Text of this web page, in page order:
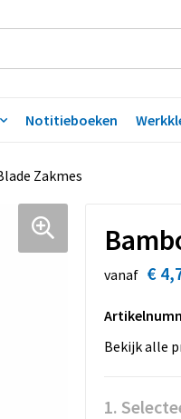
Notitieboeken
Zakmes
vanaf €
Bekijk alle
1.